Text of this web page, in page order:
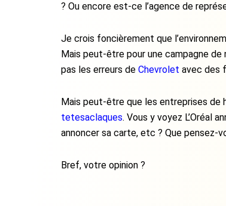
? Ou encore est-ce l’agence de
Je crois foncièrement que
Mais peut-être pour une campagne
pas les erreurs de Chevrolet avec des
Mais peut-être que les entreprises de
tetesaclaques. Vous y voyez L’Oréal
annoncer sa carte, etc ? Que pensez-
Bref, votre opinion ?